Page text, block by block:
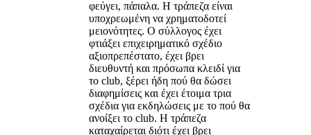
φεύγει, πάπαλα. Η τράπεζα είναι
υποχρεωμένη να χρηματοδοτεί
μειονότητες. Ο σύλλογος έχει
φτιάξει επιχειρηματικό σχέδιο
αξιοπρεπέστατο, έχει βρει
διευθυντή και πρόσωπα κλειδί για
το club, ξέρει ήδη πού θα δώσει
διαφημίσεις και έχει έτοιμα τρια
σχέδια για εκδηλώσεις με το πού θα
ανοίξει το club. Η τράπεζα
καταχαίρεται διότι έχει βρει